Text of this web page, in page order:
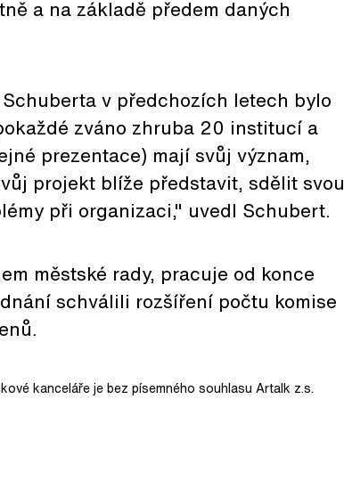
a na základě předem daných
v předchozích letech bylo
zváno zhruba 20 institucí a
prezentace) mají svůj význam,
projekt blíže představit, sdělit svou
při organizaci," uvedl Schubert.
městské rady, pracuje od konce
schválili rozšíření počtu komise
kanceláře je bez písemného souhlasu Artalk z.s.